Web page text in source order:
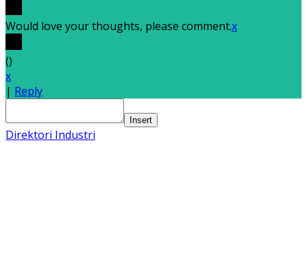
Would love your thoughts, please comment.x
()
x
| Reply
Insert
Direktori Industri